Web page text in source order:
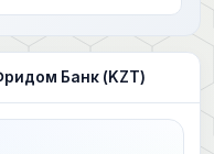
Банк (KZT)